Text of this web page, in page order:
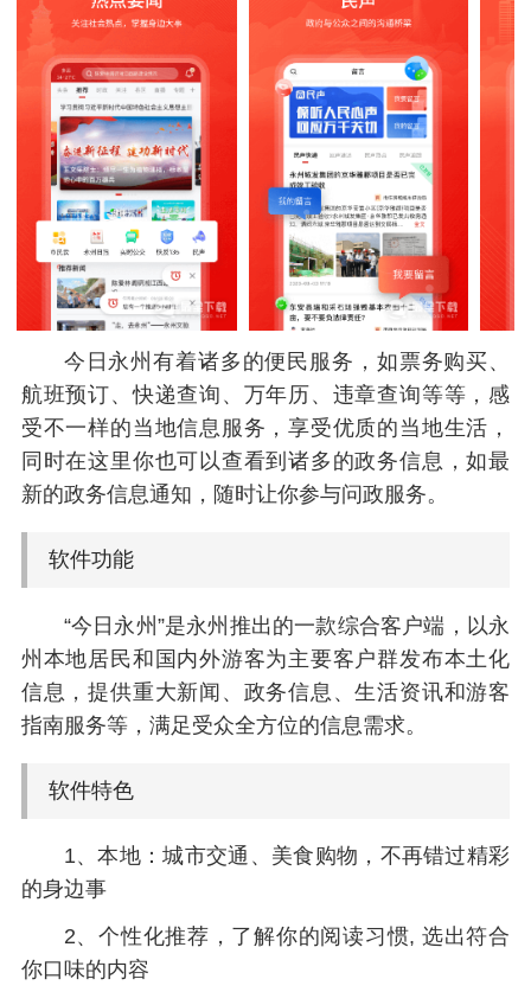
今日永州有着诸多的便民服务，如票务购买、
航班预订、快递查询、万年历、违章查询等等，感
受不一样的当地信息服务，享受优质的当地生活，
同时在这里你也可以查看到诸多的政务信息，如最
新的政务信息通知，随时让你参与问政服务。
软件功能
“今日永州”是永州推出的一款综合客户端，以永
州本地居民和国内外游客为主要客户群发布本土化
信息，提供重大新闻、政务信息、生活资讯和游客
指南服务等，满足受众全方位的信息需求。
软件特色
1、本地：城市交通、美食购物，不再错过精彩
的身边事
2、个性化推荐，了解你的阅读习惯, 选出符合
你口味的内容